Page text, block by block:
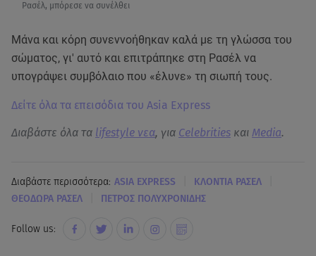
Ρασέλ, μπόρεσε να συνέλθει
Μάνα και κόρη συνεννοήθηκαν καλά με τη γλώσσα του
σώματος, γι' αυτό και επιτράπηκε στη Ρασέλ να
υπογράψει συμβόλαιο που «έλυνε» τη σιωπή τους.
Δείτε όλα τα επεισόδια του Asia Express
Διαβάστε όλα τα lifestyle νεα, για Celebrities και Media.
Διαβάστε περισσότερα: ASIA EXPRESS ΚΛΟΝΤΙΑ ΡΑΣΕΛ
ΘΕΟΔΩΡΑ ΡΑΣΕΛ ΠΕΤΡΟΣ ΠΟΛΥΧΡΟΝΙΔΗΣ
Follow us: